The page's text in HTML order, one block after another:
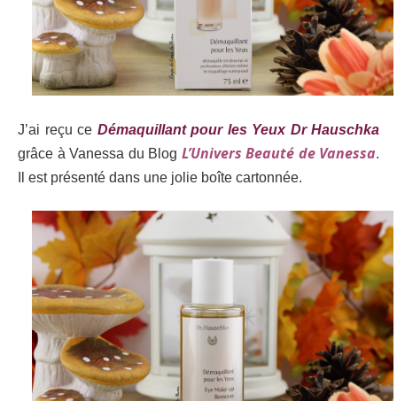
J’ai reçu ce Démaquillant pour les Yeux Dr Hauschka
grâce à Vanessa du Blog L’Univers Beauté de Vanessa.
Il est présenté dans une jolie boîte cartonnée.